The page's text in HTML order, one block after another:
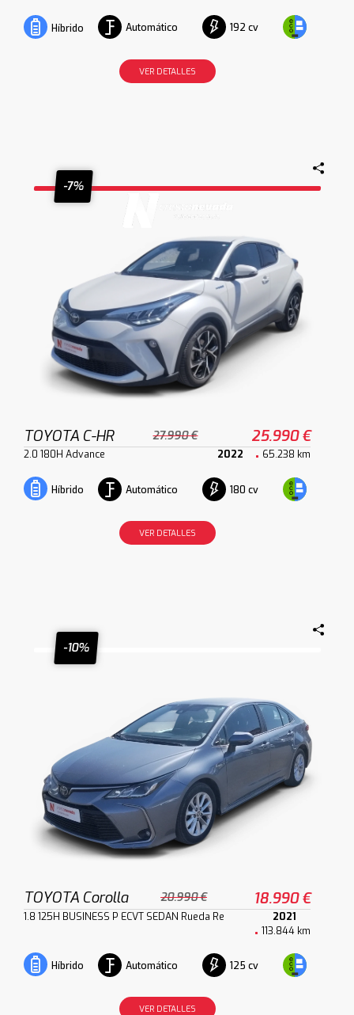
Híbrido Automático 192 cv
VER DETALLES
-7%
TOYOTA C-HR 27.990 € 25.990 €
2.0 180H Advance 2022 65.238 km
Híbrido Automático 180 cv
VER DETALLES
-10%
TOYOTA Corolla 20.990 € 18.990 €
1.8 125H BUSINESS P ECVT SEDAN Rueda Re
2021
113.844 km
Híbrido Automático 125 cv
VER DETALLES